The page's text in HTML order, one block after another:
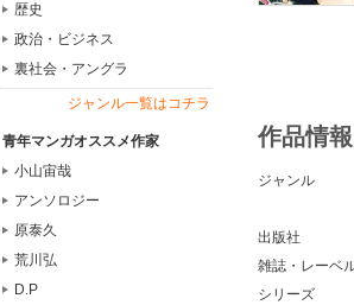
歴史
政治・ビジネス
裏社会・アングラ
ジャンル一覧はコチラ
青年マンガオススメ作家
小山宙哉
アンソロジー
原泰久
荒川弘
D.P
作品情報
ジャンル
出版社
雑誌・レーベ
シリーズ